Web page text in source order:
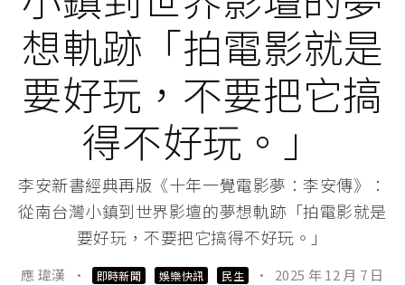
想軌跡「拍電影就是
要好玩，不要把它搞
得不好玩。」
李安新書經典再版《十年一覺電影夢：李安傳》：
從南台灣小鎮到世界影壇的夢想軌跡「拍電影就是
要好玩，不要把它搞得不好玩。」
應 瑋漢 · 即時新聞 娛樂快訊 民生 · 2025 年 12 月 7 日